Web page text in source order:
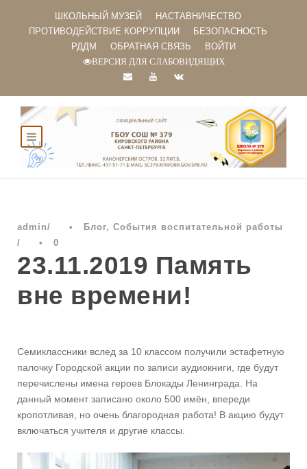
ШКОЛЬНЫЙ МУЗЕЙ
НАСТАВНИЧЕСТВО
ПРОТИВОДЕЙСТВИЕ КОРРУПЦИИ
БЕЗОПАСНОСТЬ
РДДМ
ОБРАТНАЯ СВЯЗЬ ВОЙТИ
ВЕРСИЯ ДЛЯ СЛАБОВИДЯЩИХ
admin • Блог, События воспитательной работы
•
0
23.11.2019 Память
вне времени!
Семиклассники вслед за 10 классом получили эстафетную
палочку Городской акции по записи аудиокниги, где будут
перечислены имена героев Блокады Ленинграда. На
данный момент записано около 500 имён, впереди
кропотливая, но очень благородная работа! В акцию будут
включаться учителя и другие классы.